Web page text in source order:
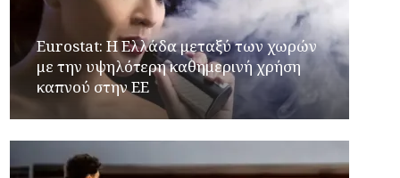
Eurostat: Η Ελλάδα μεταξύ των χωρών
με την υψηλότερη καθημερινή χρήση
καπνού στην ΕΕ